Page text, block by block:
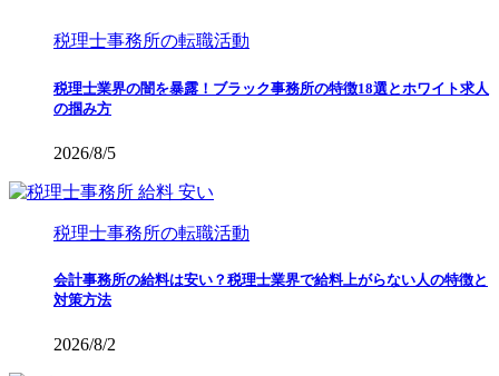
税理士事務所の転職活動
税理士業界の闇を暴露！ブラック事務所の特徴18選とホワイト求人
の掴み方
2026/8/5
税理士事務所の転職活動
会計事務所の給料は安い？税理士業界で給料上がらない人の特徴と
対策方法
2026/8/2